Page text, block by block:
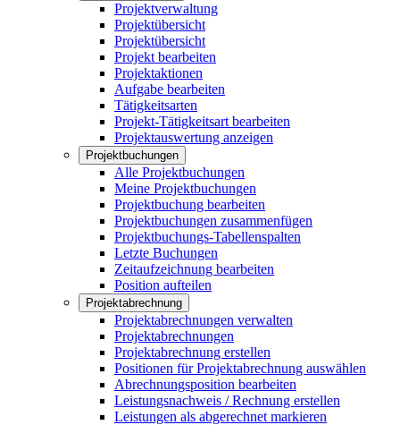
Projektverwaltung
Projektübersicht
Projektübersicht
Projekt bearbeiten
Projektaktionen
Aufgabe bearbeiten
Tätigkeitsarten
Projekt-Tätigkeitsart bearbeiten
Projektauswertung anzeigen
Projektbuchungen
Alle Projektbuchungen
Meine Projektbuchungen
Projektbuchung bearbeiten
Projektbuchungen zusammenfügen
Projektbuchungs-Tabellenspalten
Letzte Buchungen
Zeitaufzeichnung bearbeiten
Position aufteilen
Projektabrechnung
Projektabrechnungen verwalten
Projektabrechnungen
Projektabrechnung erstellen
Positionen für Projektabrechnung auswählen
Abrechnungsposition bearbeiten
Leistungsnachweis / Rechnung erstellen
Leistungen als abgerechnet markieren